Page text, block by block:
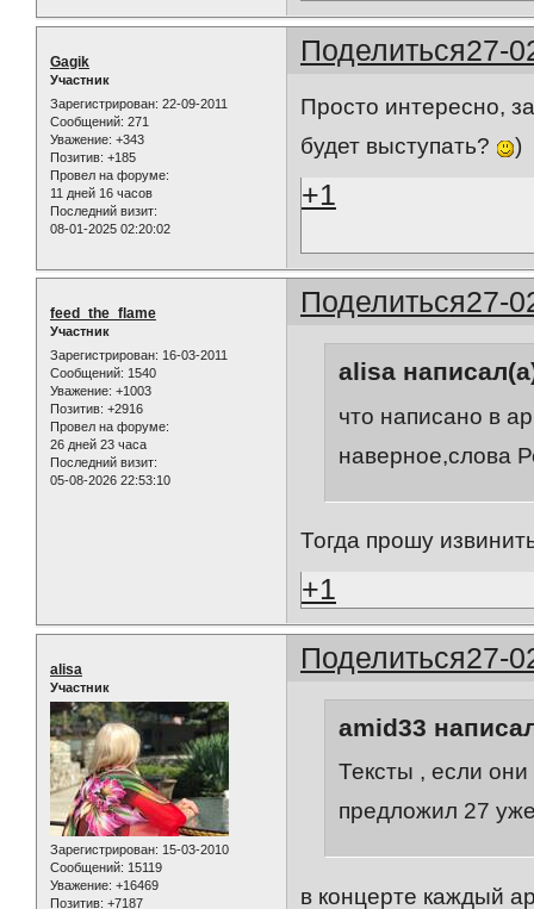
Поделиться27-
Gagik
Участник
Зарегистрирован: 22-09-2011
Сообщений: 271
Уважение: +343
Позитив: +185
Провел на форуме:
11 дней 16 часов
Последний визит:
08-01-2025 02:20:02
Просто интересно,
будет выступать?
)
+1
Поделиться27-
feed_the_flame
Участник
Зарегистрирован: 16-03-2011
Сообщений: 1540
Уважение: +1003
Позитив: +2916
Провел на форуме:
26 дней 23 часа
Последний визит:
05-08-2026 22:53:10
alisa
что написано в
наверное,слова
Тогда прошу
+1
Поделиться27-
alisa
Участник
Зарегистрирован: 15-03-2010
Сообщений: 15119
Уважение: +16469
Позитив: +7187
amid33
Тексты , если
предложил 27
в концерте каждый